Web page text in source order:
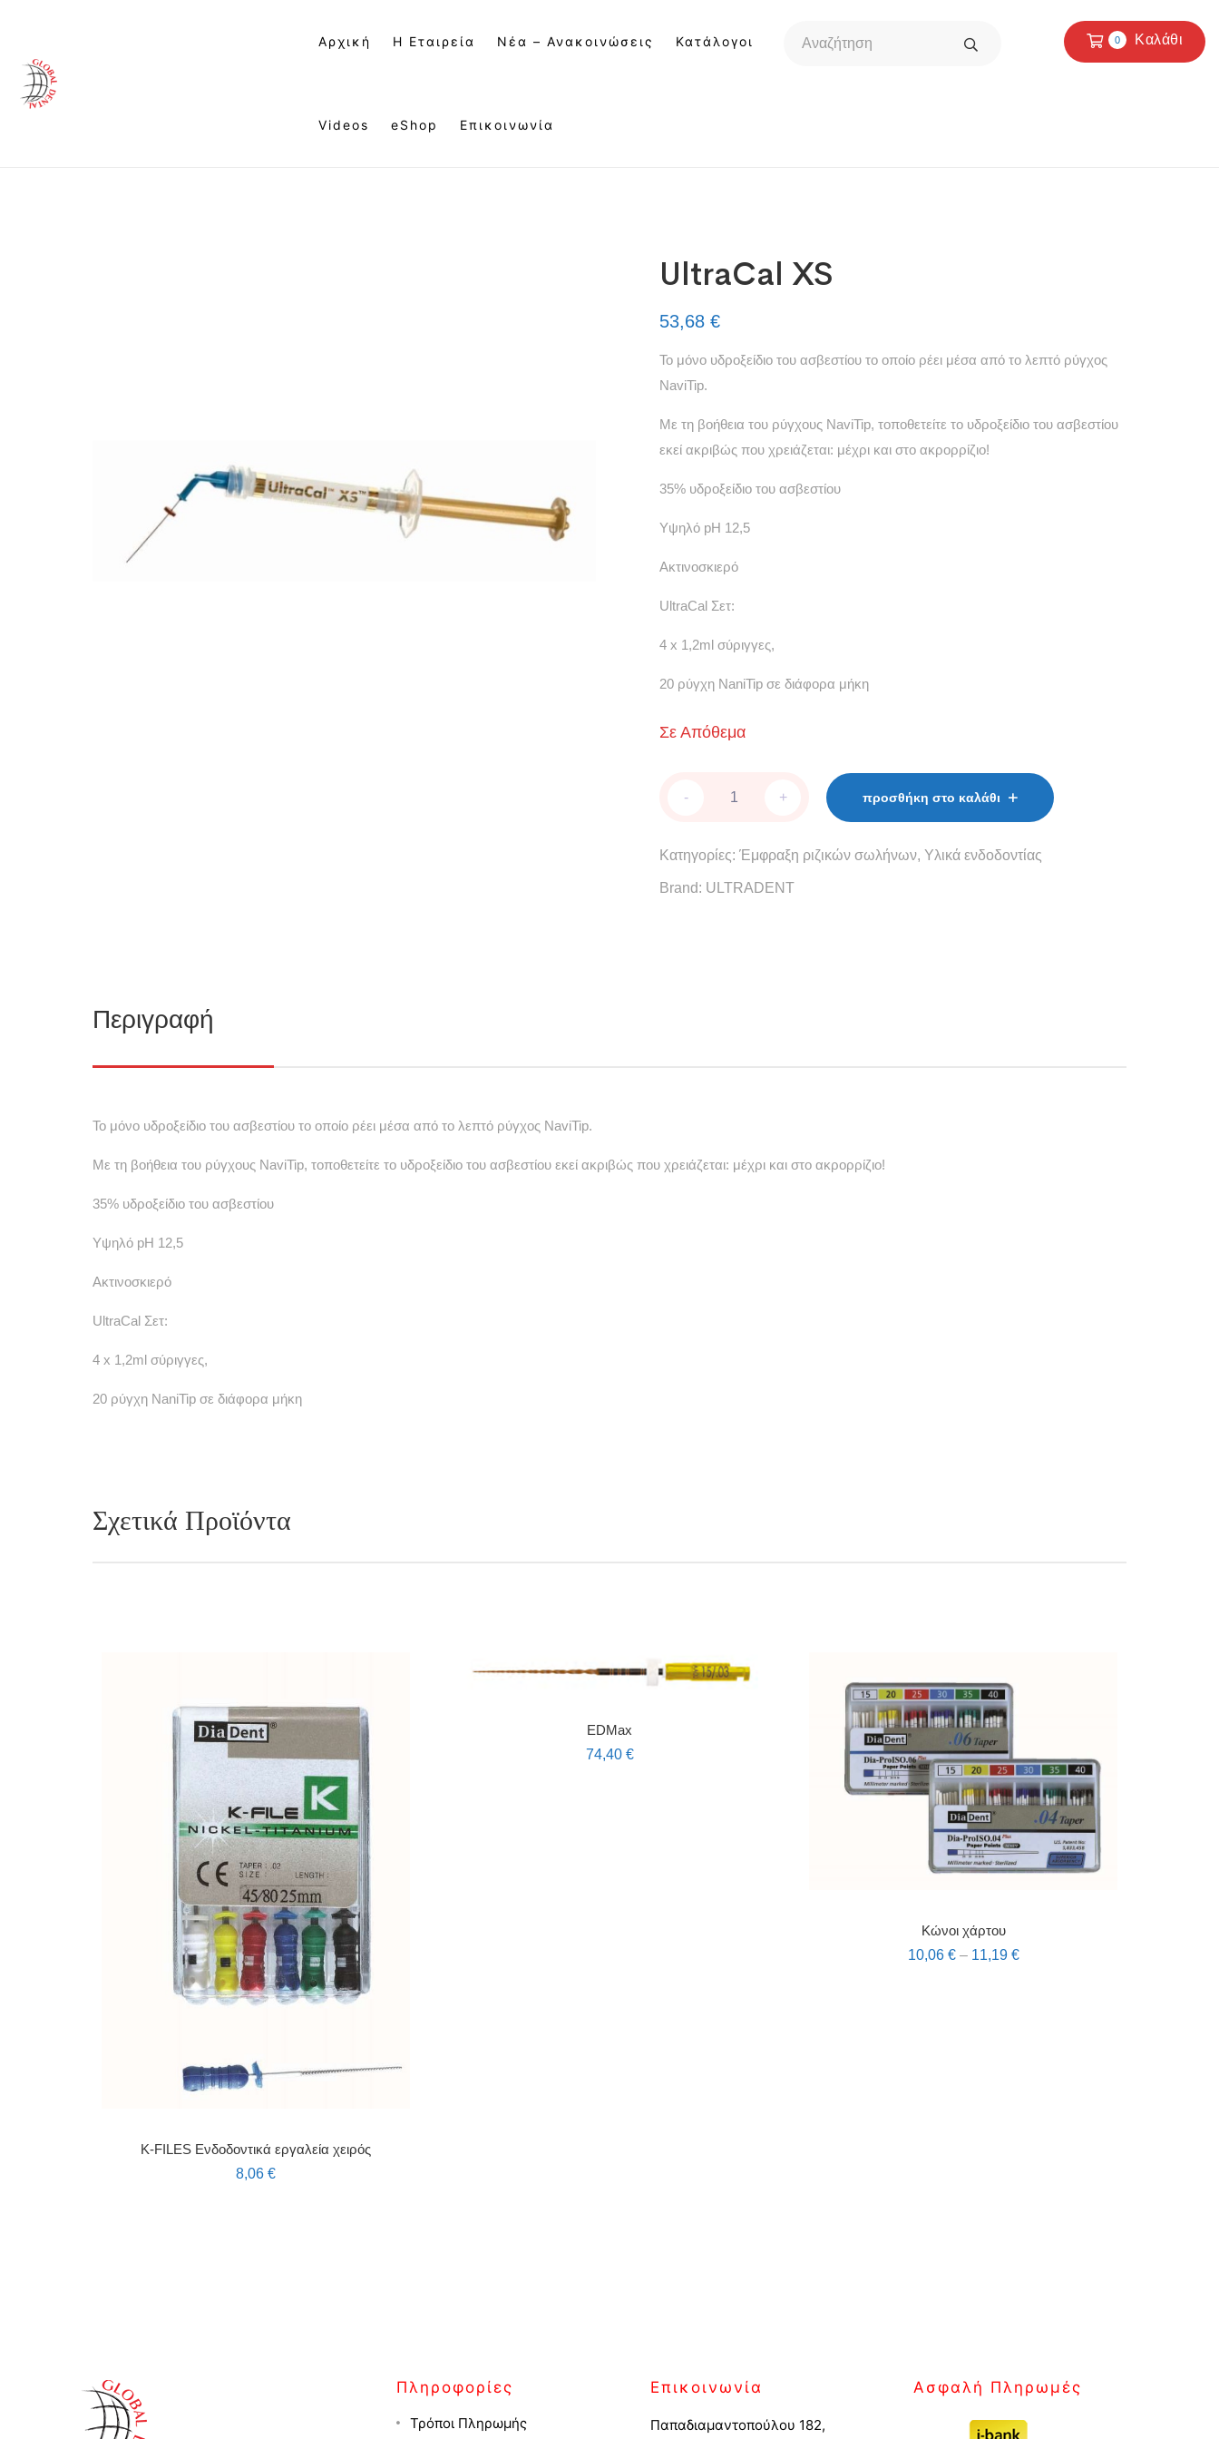
0 Καλάθι
Αρχική Η Εταιρεία Νέα – Ανακοινώσεις Κατάλογοι
Videos eShop Επικοινωνία
UltraCal XS
53,68 €
Το μόνο υδροξείδιο του ασβεστίου το οποίο ρέει μέσα από το λεπτό ρύγχος
NaviTip.
Με τη βοήθεια του ρύγχους NaviTip, τοποθετείτε το υδροξείδιο του ασβεστίου
εκεί ακριβώς που χρειάζεται: μέχρι και στο ακρορρίζιο!
35% υδροξείδιο του ασβεστίου
Υψηλό pH 12,5
Ακτινοσκιερό
UltraCal Σετ:
4 x 1,2ml σύριγγες,
20 ρύγχη NaniTip σε διάφορα μήκη
Σε Απόθεμα
- + προσθήκη στο καλάθι
Κατηγορίες: Έμφραξη ριζικών σωλήνων, Υλικά ενδοδοντίας
Brand: ULTRADENT
Περιγραφή
Το μόνο υδροξείδιο του ασβεστίου το οποίο ρέει μέσα από το λεπτό ρύγχος NaviTip.
Με τη βοήθεια του ρύγχους NaviTip, τοποθετείτε το υδροξείδιο του ασβεστίου εκεί ακριβώς που χρειάζεται: μέχρι και στο ακρορρίζιο!
35% υδροξείδιο του ασβεστίου
Υψηλό pH 12,5
Ακτινοσκιερό
UltraCal Σετ:
4 x 1,2ml σύριγγες,
20 ρύγχη NaniTip σε διάφορα μήκη
Σχετικά Προϊόντα
K-FILES Ενδοδοντικά εργαλεία χειρός
8,06 €
EDMax
74,40 €
Κώνοι χάρτου
10,06 €– 11,19 €
Πληροφορίες
Τρόποι Πληρωμής
Επικοινωνία
Παπαδιαμαντοπούλου 182,
Ασφαλή Πληρωμές